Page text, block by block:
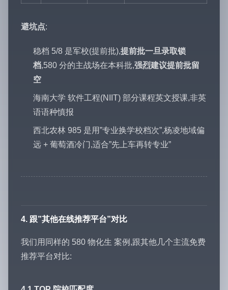
避坑点:
稳档 5/8 是军校(提前批),提前批一旦录取锁
档,580 分的主战场在本科批,强烈建议提前批留
空
海南大学 软件工程(NIIT) 部分课程英文授课,非英
语语种慎报
西北农林 985 是用”专业换学校档次”,杨凌地域偏
远 + 葡萄酒冷门,适合”先上车再转专业”
4. 跟”其他在线推荐平台”对比
我们用同样的 580 物化生 案例,跟其他几个主流免费
推荐平台对比: